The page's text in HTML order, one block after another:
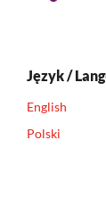
Język /
English
Polski